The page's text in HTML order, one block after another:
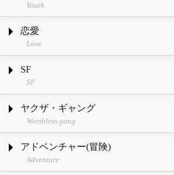
Youth
恋愛
Love
SF
SF
ヤクザ・ギャング
Worthless gang
アドベンチャー(冒険)
Adventure